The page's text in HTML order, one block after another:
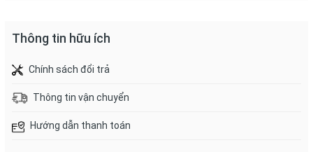
Thông tin hữu ích
Chính sách đổi trả
Thông tin vận chuyển
Hướng dẫn thanh toán